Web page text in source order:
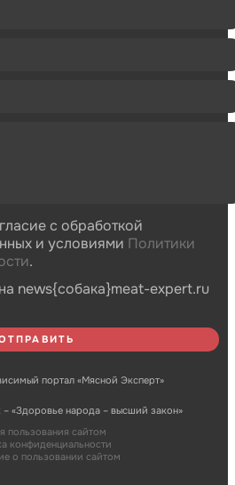
с обработкой
и условиями Политики
.
news{собака}meat-expert.ru
портал «Мясной Эксперт»
– «Здоровье народа – высший закон»
пользования сайтом
конфиденциальности
о пользовании сайтом